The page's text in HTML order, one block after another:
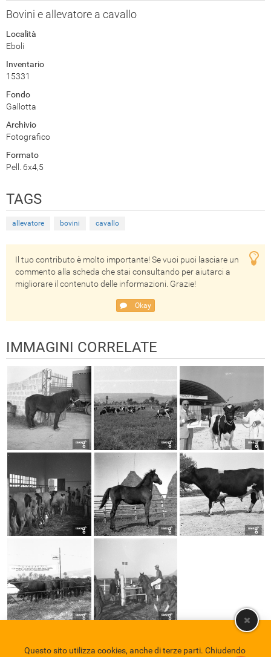
Bovini e allevatore a cavallo
Località
Eboli
Inventario
15331
Fondo
Gallotta
Archivio
Fotografico
Formato
Pell. 6x4,5
TAGS
allevatore bovini cavallo
Il tuo contributo è molto importante! Se vuoi puoi lasciare un
commento alla scheda che stai consultando per aiutarci a
migliorare il contenuto delle informazioni. Grazie!
Okay
IMMAGINI CORRELATE
Questo sito utilizza cookies, anche di terze parti. Chiudendo